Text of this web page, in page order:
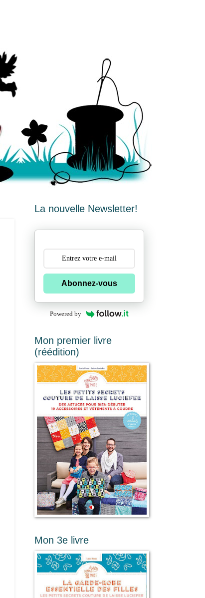
La nouvelle Newsletter!
Abonnez-vous
Powered by
Mon premier livre
(réédition)
Mon 3e livre